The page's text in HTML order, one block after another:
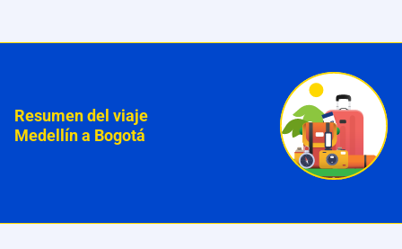
Resumen del viaje
Medellín a Bogotá